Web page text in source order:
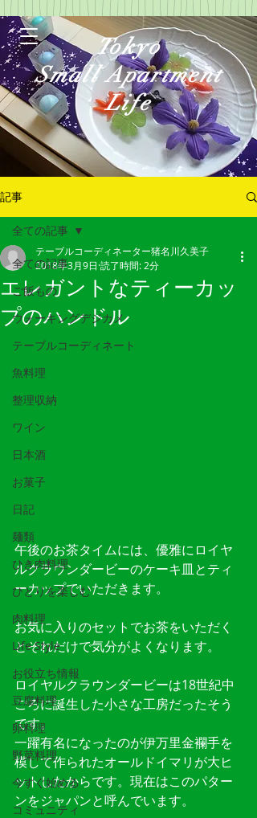
Tokyo
Small Apartment
Life
ログイン
記事
全ての記事
ご飯もの
ウォーキングデジカメ
テーブルコーディネート
魚料理
整理収納
ワイン
日本酒
お菓子
日記
麺類
ひき肉料理
ひとりを楽しむ
肉料理
Life Style
お役立ち情報
豆腐料理
卵料理
野菜料理
今すぐ始める
コミュニティ
全ての記事
エレガントなティーカッ
プのハンドル
テーブルコーディネーター猪名川久美子
2018年3月9日 読了時間: 2分
午後のお茶タイムには、優雅にロイヤ
ルクラウンダービーのケーキ皿とティ
ーカップでいただきます。
お気に入りのセットでお茶をいただく
とそれだけで気分がよくなります。
ロイヤルクラウンダービーは18世紀中
ごろに誕生した小さな工房だったそう
です。
一躍有名になったのが伊万里金襴手を
模して作られたオールドイマリが大ヒ
ットしたからです。現在はこのパター
ンをジャパンと呼んでいます。